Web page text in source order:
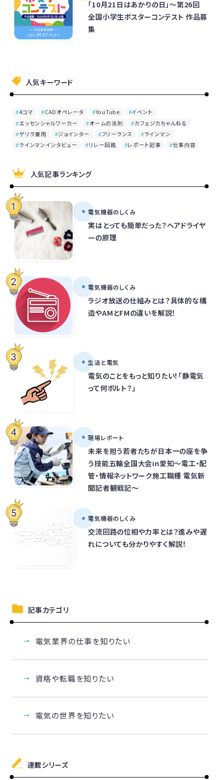
「10月21日はあかりの日」～第26回
全国小学生ポスターコンテスト 作品募
集
人気キーワード
4コマ CADオペレータ YouTube
イベント
エッセンシャルワーカー
オームの法則
カフェジカちゃんねる
ゲリラ豪雨
ジョインター フリーランス
ラインマン
ラインマンインタビュー
リレー回路 レポート記事 仕事内容
人気記事ランキング
電気機器のしくみ
実はとっても簡単だった？ヘアドライヤ
ーの原理
電気機器のしくみ
ラジオ放送の仕組みとは？具体的な構
造やAMとFMの違いを解説！
生活と電気
電気のことをもっと知りたい！「静電気
って何ボルト？」
現場レポート
未来を担う若者たちが日本一の座を争
う技能五輪全国大会in愛知～電工・配
管・情報ネットワーク施工職種 電気新
聞記者観戦記～
電気機器のしくみ
交流回路の位相や力率とは？進みや遅
れについても分かりやすく解説！
記事カテゴリ
電気業界の仕事を知りたい
資格や転職を知りたい
電気の世界を知りたい
連載シリーズ